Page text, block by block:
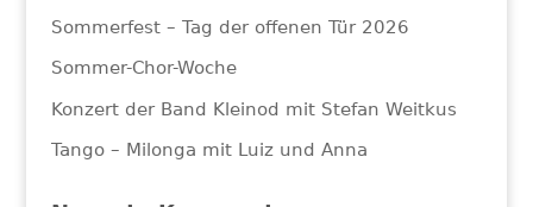
Sommerfest – Tag der offenen Tür 2026
Sommer-Chor-Woche
Konzert der Band Kleinod mit Stefan Weitkus
Tango – Milonga mit Luiz und Anna